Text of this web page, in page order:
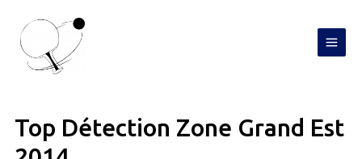
contenu
Top Détection Zone Grand Est
l’article